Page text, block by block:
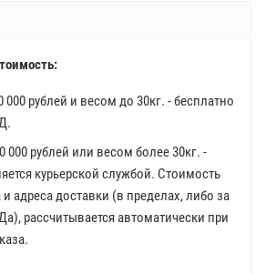
000 рублей и весом до 30кг. - бесплатно
000 рублей или весом более 30кг. -
курьерской службой. Стоимость
и адреса доставки (в пределах, либо за
рассчитывается автоматически при